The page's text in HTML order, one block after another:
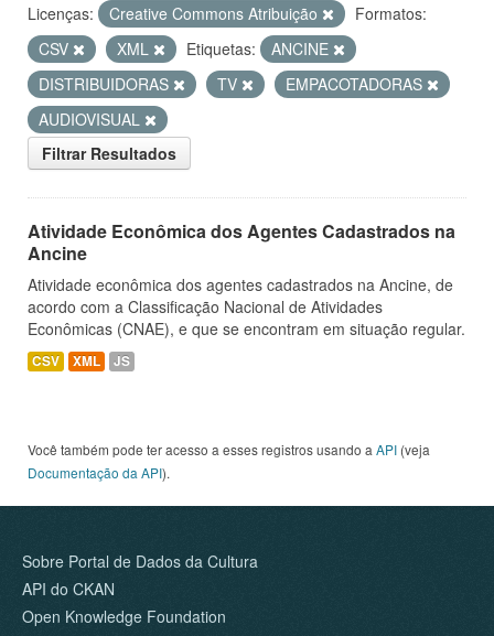
Licenças: Creative Commons Atribuição
Formatos:
CSV
XML Etiquetas:
ANCINE
DISTRIBUIDORAS
TV
EMPACOTADORAS
AUDIOVISUAL
Filtrar Resultados
Atividade Econômica dos Agentes Cadastrados na
Ancine
Atividade econômica dos agentes cadastrados na Ancine, de
acordo com a Classificação Nacional de Atividades
Econômicas (CNAE), e que se encontram em situação regular.
CSV XML JS
Você também pode ter acesso a esses registros usando a API (veja
Documentação da API).
Sobre Portal de Dados da Cultura
API do CKAN
Open Knowledge Foundation